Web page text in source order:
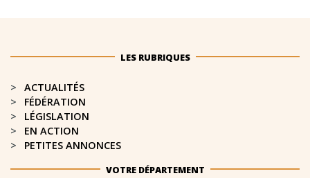
LES RUBRIQUES
ACTUALITÉS
FÉDÉRATION
LÉGISLATION
EN ACTION
PETITES ANNONCES
VOTRE DÉPARTEMENT